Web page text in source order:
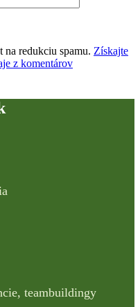
na redukciu spamu. Získajte
z komentárov
teambuildingy